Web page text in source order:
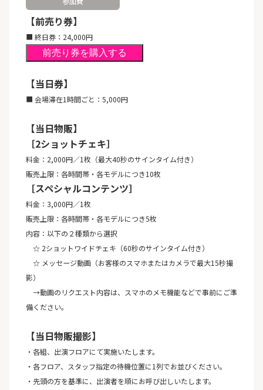
【前売り券】
■ 終日券：24,000円
前売り券を購入する
【当日券】
■ 会場滞在1時間ごと：5,000円
【当日物販】
［2ショットチェキ］
料金：2,000円／1枚（最大40秒のサインタイム付き）
販売上限：各時間帯・各モデルにつき10枚
［スペシャルコンテンツ］
料金：3,000円／1枚
販売上限：各時間帯・各モデルにつき5枚
内容：以下の２種類から選択
☆ 2ショットワイドチェキ（60秒のサインタイム付き）
☆ メッセージ動画（お客様のスマホまたはカメラで最大15秒撮
影）
→動画のリクエスト内容は、スマホのメモ機能などで事前にご準
備ください。
【当日物販撮影】
・各組、出演フロアにて実施いたします。
・各フロア、スタッフ指定の待機位置に1列でお並びください。
・先頭の方を基準に、出演者を順にお呼び出しいたします。